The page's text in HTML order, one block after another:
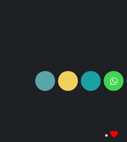
واتس
آپ
آپارات ایتا